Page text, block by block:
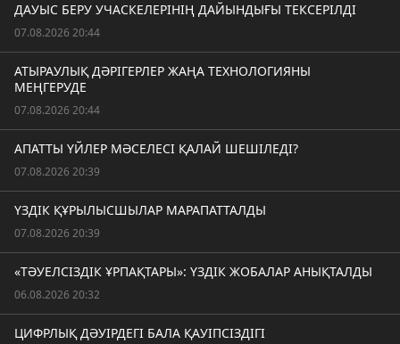
ДАУЫС БЕРУ УЧАСКЕЛЕРІНІҢ ДАЙЫНДЫҒЫ ТЕКСЕРІЛДІ
07.08.2026 20:44
АТЫРАУЛЫҚ ДӘРІГЕРЛЕР ЖАҢА ТЕХНОЛОГИЯНЫ
МЕҢГЕРУДЕ
07.08.2026 20:44
АПАТТЫ ҮЙЛЕР МӘСЕЛЕСІ ҚАЛАЙ ШЕШІЛЕДІ?
07.08.2026 20:39
ҮЗДІК ҚҰРЫЛЫСШЫЛАР МАРАПАТТАЛДЫ
07.08.2026 20:39
«ТӘУЕЛСІЗДІК ҰРПАҚТАРЫ»: ҮЗДІК ЖОБАЛАР АНЫҚТАЛДЫ
06.08.2026 20:32
ЦИФРЛЫҚ ДӘУІРДЕГІ БАЛА ҚАУІПСІЗДІГІ